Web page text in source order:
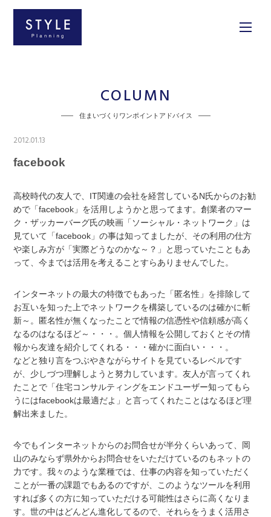
COLUMN
住まいづくりワンポイントアドバイス
2012.01.13
facebook
高校時代の友人で、IT関連の会社を経営しているN氏からのお勧
めで「facebook」を活用しようかと思ってます。創業者のマー
ク・ザッカーバーグ氏の映画「ソーシャル・ネットワーク」は
見ていて「facebook」の事は知ってましたが、その利用の仕方
や楽しみ方が「実際どうなのかな～？」と思っていたこともあ
って、今までは活用を考えることすらありませんでした。
インターネットの最大の特徴でもあった「匿名性」を排除して
お互いを知った上でネットワークを構築しているのは確かに斬
新～。匿名性が無くなったことで情報の信憑性や信頼感が高く
なるのはなるほど～・・・。個人情報を公開しておくとその情
報から友達を紹介してくれる・・・確かに面白い・・・。
などと独り言をつぶやきながらサイトを見ているレベルです
が、少しづつ理解しようと努力しています。友人が言ってくれ
たことで「住宅コンサルティングをエンドユーザー知ってもら
うにはfacebookは最適だよ」と言ってくれたことはなるほど理
解出来ました。
今でもインターネットからのお問合せが半分くらいあって、岡
山のみならず県外からお問合せをいただけているのもネットの
力です。我々のような業種では、仕事の内容を知っていただく
ことが一番の課題でもあるのですが、このようなツールを利用
すれば多くの方に知っていただける可能性はさらに高くなりま
す。世の中はどんどん進化してるので、それらをうまく活用さ